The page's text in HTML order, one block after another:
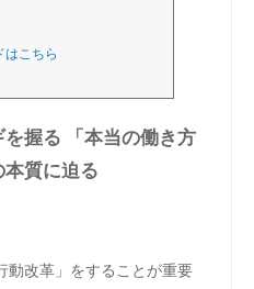
こちら
握る 「本当の働き方
質に迫る
動改革」をすることが重要